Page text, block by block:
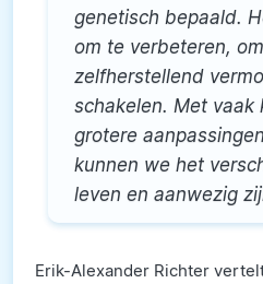
genetisch bepaald.
om te verbeteren,
zelfherstellend
schakelen. Met vaak
grotere
kunnen we het
leven en aanwezig
Erik-Alexander Richter